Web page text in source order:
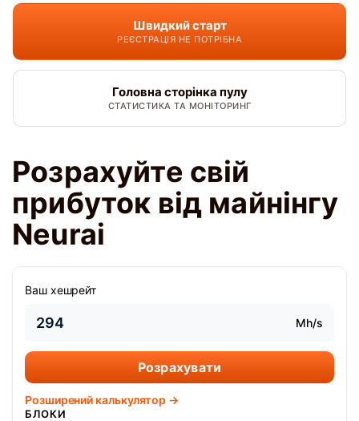
Швидкий старт
РЕЄСТРАЦІЯ НЕ ПОТРІБНА
Головна сторінка пулу
СТАТИСТИКА ТА МОНІТОРИНГ
Розрахуйте свій
прибуток від майнінгу
Neurai
Ваш хешрейт
Mh/s
Розрахувати
Розширений калькулятор →
БЛОКИ